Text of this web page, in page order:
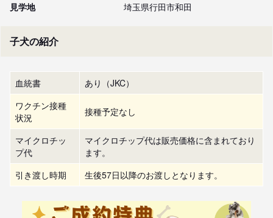
見学地
埼玉県行田市和田
子犬の紹介
血統書
あり（JKC）
ワクチン接種
状況
接種予定なし
マイクロチッ
プ代
マイクロチップ代は販売価格に含まれており
ます。
引き渡し時期
生後57日以降のお渡しとなります。